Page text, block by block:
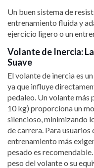
Un buen sistema de
entrenamiento fluida y
ejercicio ligero o un
Volante de Inercia:
Suave
El volante de inercia es
ya que influye
pedaleo. Un volante más
10 kg) proporciona un
silencioso, minimizando
de carrera. Para usuarios
entrenamiento más
pesado es
peso del volante o su